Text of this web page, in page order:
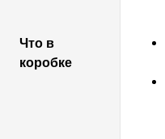
Что в
коробке